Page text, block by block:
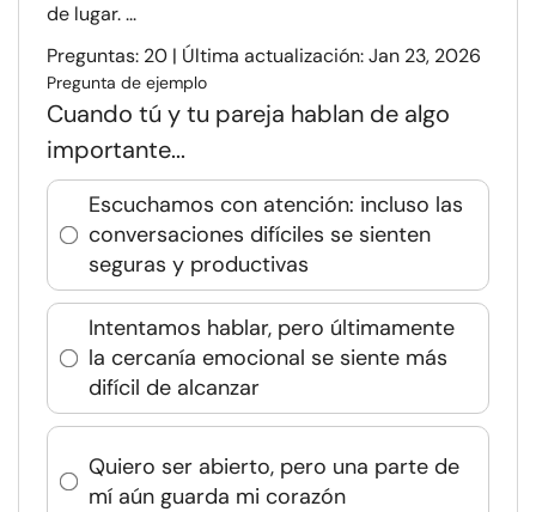
de lugar. ...
Preguntas: 20 | Última actualización: Jan 23, 2026
Pregunta de ejemplo
Cuando tú y tu pareja hablan de algo
importante...
Escuchamos con atención: incluso las
conversaciones difíciles se sienten
seguras y productivas
Intentamos hablar, pero últimamente
la cercanía emocional se siente más
difícil de alcanzar
Quiero ser abierto, pero una parte de
mí aún guarda mi corazón